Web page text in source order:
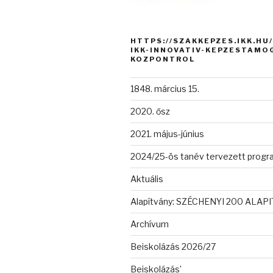
HTTPS://
IKK-INNOVATIV-
KOZPONTROL
1848. március 15.
2020. ősz
2021. május-június
2024/25-ös tanév tervezett
Aktuális
Alapítvány: SZÉCHENYI 200
Archívum
Beiskolázás 2026/27
Beiskolázás’